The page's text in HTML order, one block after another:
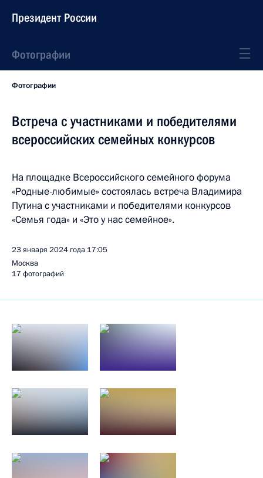
Президент России
Фотографии
Фотографии
Встреча с участниками и победителями
всероссийских семейных конкурсов
На площадке Всероссийского семейного форума
«Родные-любимые» состоялась встреча Владимира
Путина с участниками и победителями конкурсов
«Семья года» и «Это у нас семейное».
23 января 2024 года 17:05
Москва
17 фотографий